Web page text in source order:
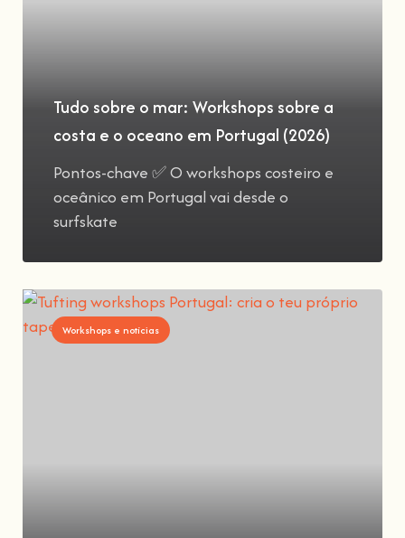
Tudo sobre o mar: Workshops sobre a
costa e o oceano em Portugal (2026)
Pontos-chave ✅ O workshops costeiro e
oceânico em Portugal vai desde o
surfskate
Workshops e notícias